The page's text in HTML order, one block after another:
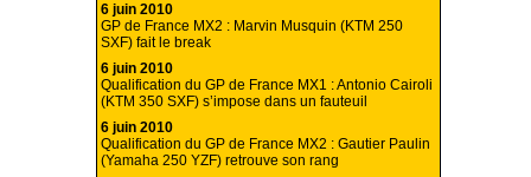
6 juin 2010
GP de France MX2 : Marvin Musquin (KTM 250
SXF) fait le break
6 juin 2010
Qualification du GP de France MX1 : Antonio Cairoli
(KTM 350 SXF) s’impose dans un fauteuil
6 juin 2010
Qualification du GP de France MX2 : Gautier Paulin
(Yamaha 250 YZF) retrouve son rang